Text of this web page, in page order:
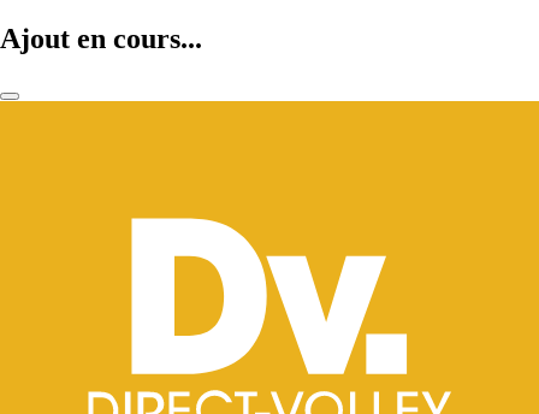
Ajout en cours...